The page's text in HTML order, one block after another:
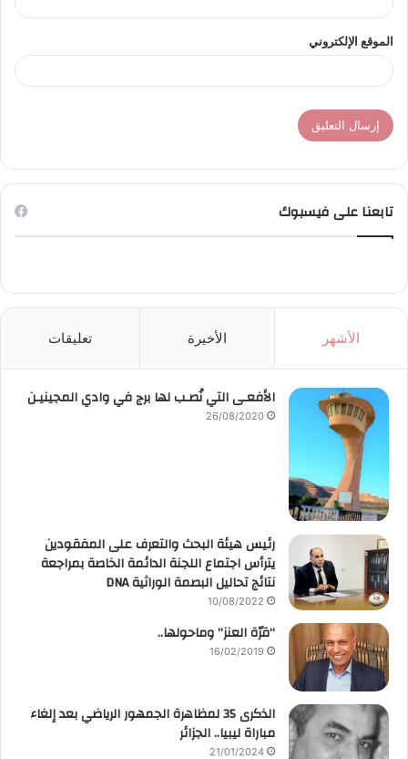
الموقع الإلكتروني
تابعنا على فيسبوك
الأشهر الأخيرة تعليقات
الأفعـى التي نُصـب لها برج في وادي المجينيـن
26/08/2020
رئيس هيئة البحث والتعرف على المفقودين
يترأس اجتماع اللجنة الدائمة الخاصة بمراجعة
نتائج تحاليل البصمة الوراثية DNA
10/08/2022
“قرّة العنز” وماحولها..
16/02/2019
الذكرى 35 لمظاهرة الجمهور الرياضي بعد إلغاء
مباراة ليبيا.. الجزائر
21/01/2024